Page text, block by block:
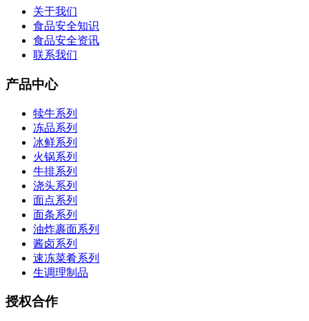
关于我们
食品安全知识
食品安全资讯
联系我们
产品中心
犊牛系列
冻品系列
冰鲜系列
火锅系列
牛排系列
浇头系列
面点系列
面条系列
油炸裹面系列
酱卤系列
速冻菜肴系列
生调理制品
授权合作